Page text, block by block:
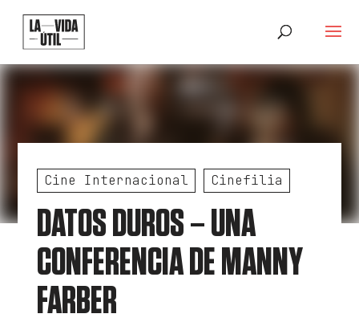
Cine Internacional Cinefilia
DATOS DUROS – UNA
CONFERENCIA DE MANNY
FARBER